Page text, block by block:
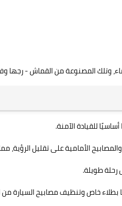
وتلك المصنوعة من القماش - رجها
للقيادة الآمنة.
الأمامية على تقليل
رحلة طويلة.
خاص وتنظيف مصابيح السيارة من